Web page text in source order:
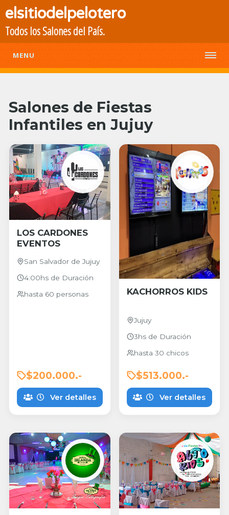
elsitiodelpelotero
Todos los Salones del País.
MENU
Salones de Fiestas
Infantiles en Jujuy
LOS CARDONES
EVENTOS
San Salvador de Jujuy
4:00hs de Duración
hasta 60 personas
$200.000.-
Ver detalles
KACHORROS KIDS
Jujuy
3hs de Duración
hasta 30 chicos
$513.000.-
Ver detalles